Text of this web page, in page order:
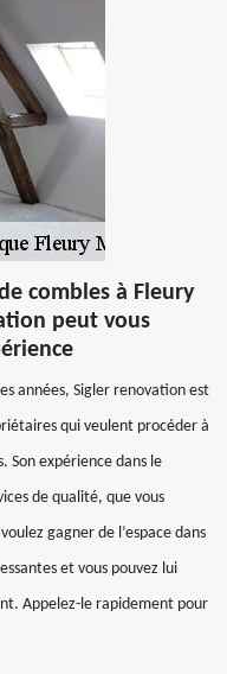
combles à Fleury
peut vous
années, Sigler renovation est
qui veulent procéder à
Son expérience dans le
de qualité, que vous
gagner de l’espace dans
et vous pouvez lui
Appelez-le rapidement pour